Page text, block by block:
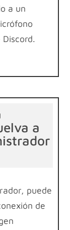
a un
a
puede
de